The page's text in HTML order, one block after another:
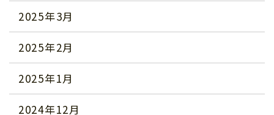
2025年3月
2025年2月
2025年1月
2024年12月